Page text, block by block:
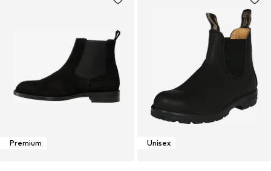
Premium Unisex